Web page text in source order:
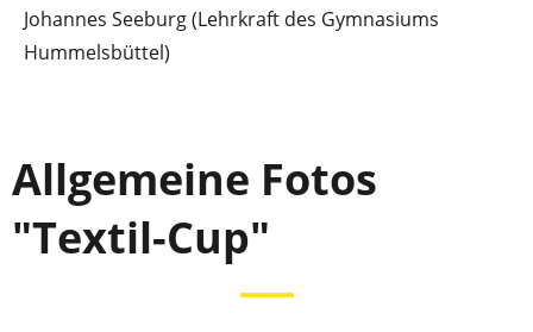
Johannes Seeburg (Lehrkraft des Gymnasiums
Hummelsbüttel)
Allgemeine Fotos
"Textil-Cup"